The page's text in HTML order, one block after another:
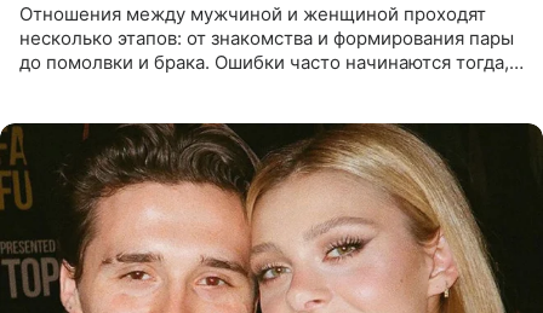
Отношения между мужчиной и женщиной проходят
несколько этапов: от знакомства и формирования пары
до помолвки и брака. Ошибки часто начинаются тогда,